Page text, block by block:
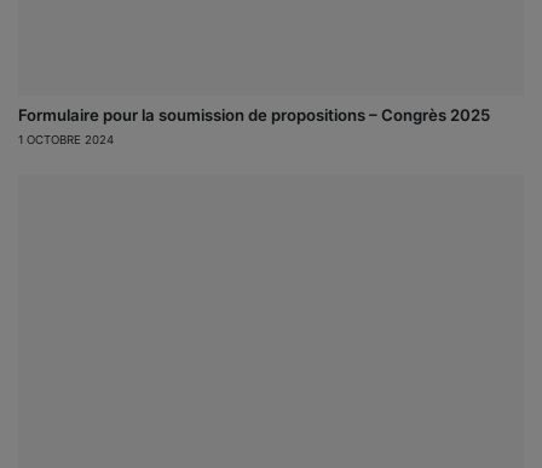
Formulaire pour la soumission de propositions – Congrès 2025
1 OCTOBRE 2024